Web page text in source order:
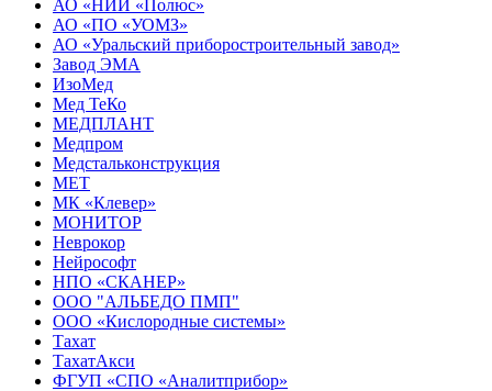
АО «НИИ «Полюс»
АО «ПО «УОМЗ»
АО «Уральский приборостроительный завод»
Завод ЭМА
ИзоМед
Мед ТеКо
МЕДПЛАНТ
Медпром
Медстальконструкция
МЕТ
МК «Клевер»
МОНИТОР
Неврокор
Нейрософт
НПО «СКАНЕР»
ООО "АЛЬБЕДО ПМП"
ООО «Кислородные системы»
Тахат
ТахатАкси
ФГУП «СПО «Аналитприбор»